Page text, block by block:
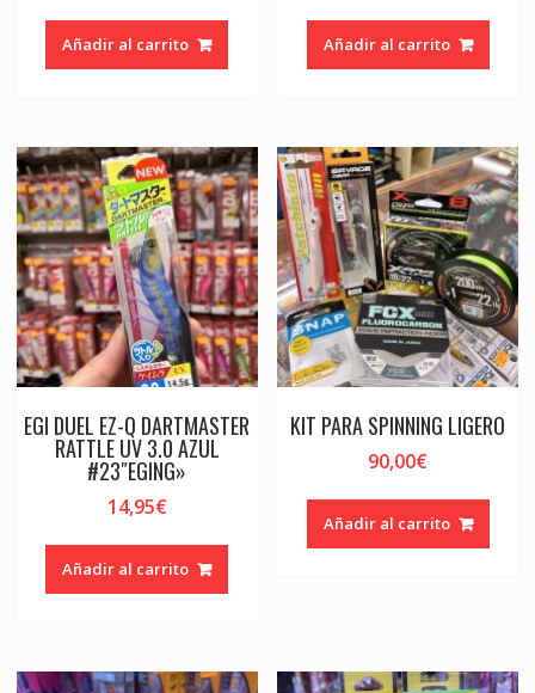
Añadir al carrito Añadir al carrito
EGI DUEL EZ-Q DARTMASTER
RATTLE UV 3.0 AZUL
#23″EGING»
14,95€
Añadir al carrito
KIT PARA SPINNING LIGERO
90,00€
Añadir al carrito